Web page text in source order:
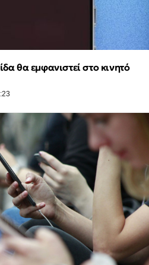
θα εμφανιστεί στο κινητό